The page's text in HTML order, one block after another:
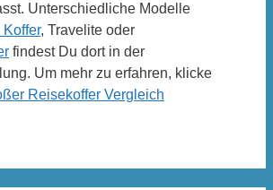
Unterschiedliche Modelle
, Travelite oder
findest Du dort in der
Um mehr zu erfahren, klicke
Reisekoffer Vergleich